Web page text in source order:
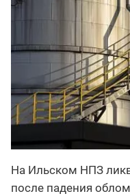
На Ильском НПЗ
после падения